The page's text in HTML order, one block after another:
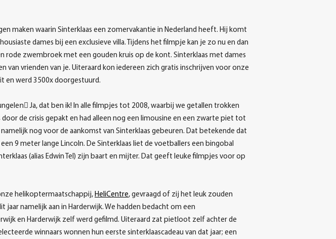
maken waarin Sinterklaas een zomervakantie in Nederland heeft. Hij komt
dames bij een exclusieve villa. Tijdens het filmpje kan je zo nu en dan
zwembroek met een gouden kruis op de kont. Sinterklaas met dames
van vrienden van je. Uiteraard kon iedereen zich gratis inschrijven voor onze
en werd 3500x doorgestuurd.
Ja, dat ben ik! In alle filmpjes tot 2008, waarbij we getallen trokken
de crisis gepakt en had alleen nog een limousine en een zwarte piet tot
nog voor de aankomst van Sinterklaas gebeuren. Dat betekende dat
9 meter lange Lincoln. De Sinterklaas liet de voetballers een bingobal
(alias Edwin Tel) zijn baart en mijter. Dat geeft leuke filmpjes voor op
helikoptermaatschappij, HeliCentre, gevraagd of zij het leuk zouden
namelijk aan in Harderwijk. We hadden bedacht om een
en Harderwijk zelf werd gefilmd. Uiteraard zat pietloot zelf achter de
winnaars wonnen hun eerste sinterklaascadeau van dat jaar; een